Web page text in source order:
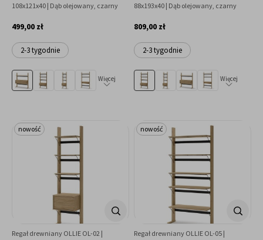
108x121x40 | Dąb olejowany, czarny
499,00 zł
2-3 tygodnie
Więcej
88x193x40 | Dąb olejowany, czarny
809,00 zł
2-3 tygodnie
Więcej
Regał drewniany OLLIE OL-02 |
nowość
Regał drewniany OLLIE OL-05 |
nowość